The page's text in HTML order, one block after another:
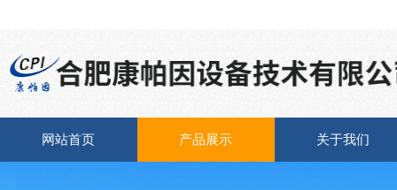
网站首页 产品展示 关于我们